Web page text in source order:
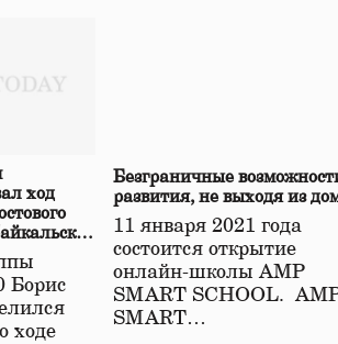
ход
Борис
ходе
Безграничные
развития, не выходя из
11 января 2021 года
состоится открытие
онлайн-школы АМР
SMART SCHOOL.
SMART…